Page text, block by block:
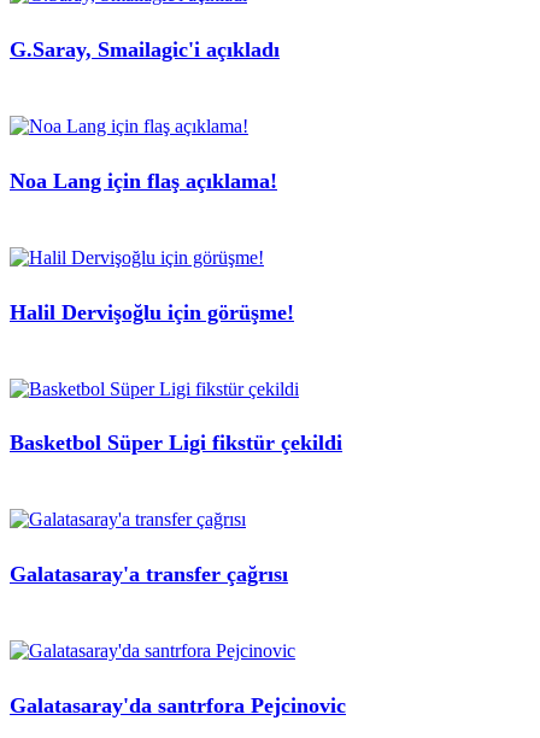
G.Saray, Smailagic'i açıkladı
Noa Lang için flaş açıklama!
Halil Dervişoğlu için görüşme!
Basketbol Süper Ligi fikstür çekildi
Galatasaray'a transfer çağrısı
Galatasaray'da santrfora Pejcinovic